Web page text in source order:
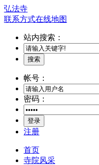
弘法寺
联系方式在线地图
站内搜索：
搜索
帐号：
密码：
登录
注册
首页
寺院风采